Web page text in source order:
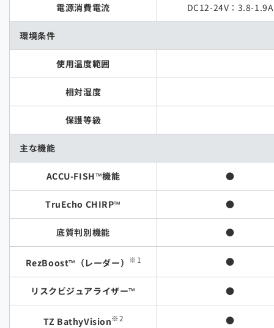
電源消費電流 DC12-24V：3.8-1.9A
環境条件
使用温度範囲
相対湿度
保護等級
主な機能
ACCU-FISH™機能 ●
TruEcho CHIRP™ ●
底質判別機能 ●
RezBoost™（レーダー） ※1 ●
リスクビジュアライザー™ ●
TZ BathyVision※2 ●